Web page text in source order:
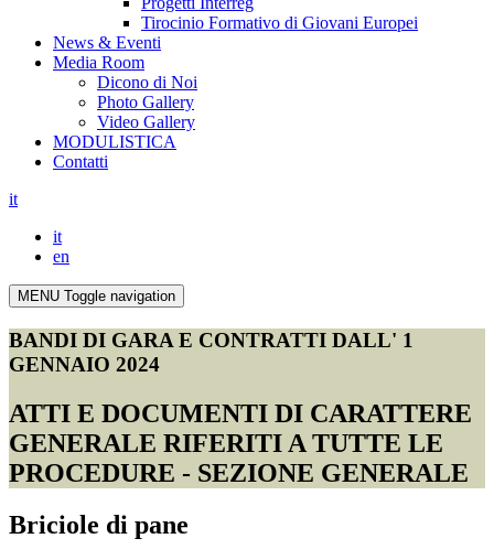
Tirocinio Formativo di Giovani Europei
News & Eventi
Media Room
Dicono di Noi
Photo Gallery
Video Gallery
MODULISTICA
Contatti
it
it
en
MENU Toggle navigation
BANDI DI GARA E CONTRATTI DALL' 1
GENNAIO 2024
ATTI E DOCUMENTI DI CARATTERE
GENERALE RIFERITI A TUTTE LE
PROCEDURE - SEZIONE GENERALE
Briciole di pane